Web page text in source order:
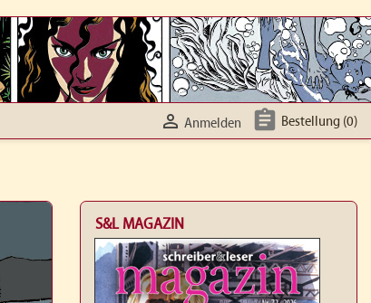
 Anmelden  Bestellung (0)
S&L MAGAZIN